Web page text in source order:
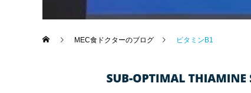
MEC食ドクターのブログ ビタミンB1